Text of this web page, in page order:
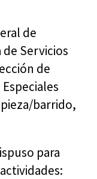
de
Servicios
de
barrido,
para